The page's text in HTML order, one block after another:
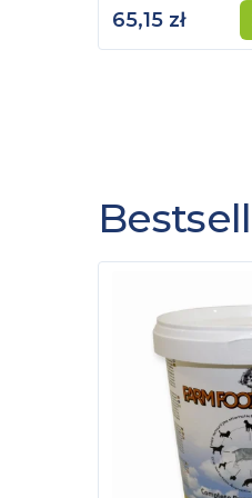
65,15 zł